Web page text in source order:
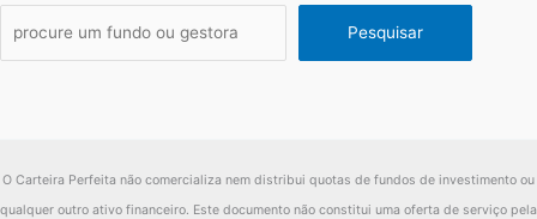
Pesquisar
O Carteira Perfeita não comercializa nem distribui quotas de fundos de investimento ou
qualquer outro ativo financeiro. Este documento não constitui uma oferta de serviço pela